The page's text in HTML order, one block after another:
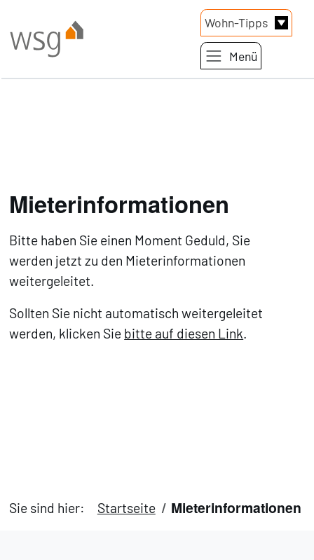
Link zur StartseiteWohn-Tipps
Menü
Mieterinformationen
Bitte haben Sie einen Moment Geduld, Sie
werden jetzt zu den Mieterinformationen
weitergeleitet.
Sollten Sie nicht automatisch weitergeleitet
werden, klicken Sie bitte auf diesen Link.
Sie sind hier: Startseite Mieterinformationen